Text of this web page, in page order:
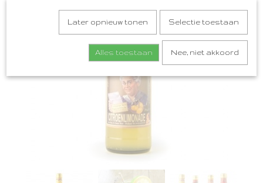
Later opnieuw tonen Selectie toestaan
Alles toestaan Nee, niet akkoord